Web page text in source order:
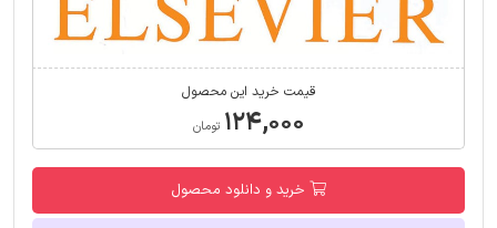
قیمت خرید این محصول
۱۲۴,۰۰۰ تومان
خرید و دانلود محصول